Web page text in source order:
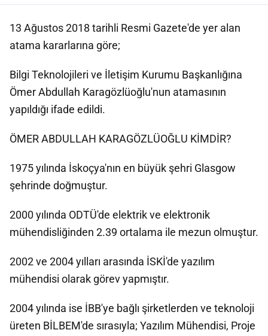
13 Ağustos 2018 tarihli Resmi Gazete'de yer alan
atama kararlarına göre;
Bilgi Teknolojileri ve İletişim Kurumu Başkanlığına
Ömer Abdullah Karagözlüoğlu'nun atamasının
yapıldığı ifade edildi.
ÖMER ABDULLAH KARAGÖZLÜOĞLU KİMDİR?
1975 yılında İskoçya'nın en büyük şehri Glasgow
şehrinde doğmuştur.
2000 yılında ODTÜ'de elektrik ve elektronik
mühendisliğinden 2.39 ortalama ile mezun olmuştur.
2002 ve 2004 yılları arasında İSKİ'de yazılım
mühendisi olarak görev yapmıştır.
2004 yılında ise İBB'ye bağlı şirketlerden ve teknoloji
üreten BİLBEM'de sırasıyla; Yazılım Mühendisi, Proje